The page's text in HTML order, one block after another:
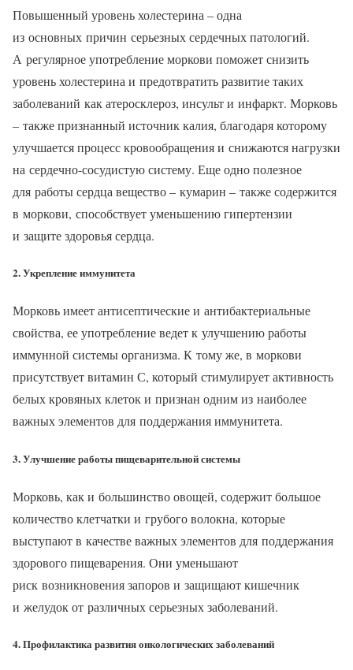
Повышенный уровень холестерина – одна
из основных причин серьезных сердечных патологий.
А регулярное употребление моркови поможет снизить
уровень холестерина и предотвратить развитие таких
заболеваний как атеросклероз, инсульт и инфаркт. Морковь
– также признанный источник калия, благодаря которому
улучшается процесс кровообращения и снижаются нагрузки
на сердечно-сосудистую систему. Еще одно полезное
для работы сердца вещество – кумарин – также содержится
в моркови, способствует уменьшению гипертензии
и защите здоровья сердца.
2. Укрепление иммунитета
Морковь имеет антисептические и антибактериальные
свойства, ее употребление ведет к улучшению работы
иммунной системы организма. К тому же, в моркови
присутствует витамин С, который стимулирует активность
белых кровяных клеток и признан одним из наиболее
важных элементов для поддержания иммунитета.
3. Улучшение работы пищеварительной системы
Морковь, как и большинство овощей, содержит большое
количество клетчатки и грубого волокна, которые
выступают в качестве важных элементов для поддержания
здорового пищеварения. Они уменьшают
риск возникновения запоров и защищают кишечник
и желудок от различных серьезных заболеваний.
4. Профилактика развития онкологических заболеваний